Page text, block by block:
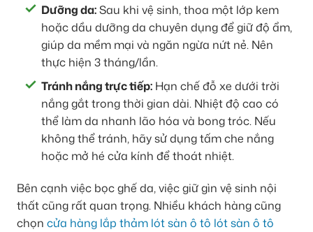
Dưỡng da:Sau khi vệ sinh, thoa một lớp kem
hoặc dầu dưỡng da chuyên dụng để giữ độ ẩm,
giúp da mềm mại và ngăn ngừa nứt nẻ. Nên
thực hiện 3 tháng/lần.
Tránh nắng trực tiếp: Hạn chế đỗ xe dưới trời
nắng gắt trong thời gian dài. Nhiệt độ cao có
thể làm da nhanh lão hóa và bong tróc. Nếu
không thể tránh, hãy sử dụng tấm che nắng
hoặc mở hé cửa kính để thoát nhiệt.
Bên cạnh việc bọc ghế da, việc giữ gìn vệ sinh nội
thất cũng rất quan trọng. Nhiều khách hàng cũng
chọn cửa hàng lắp thảm lót sàn ô tô lót sàn ô tô